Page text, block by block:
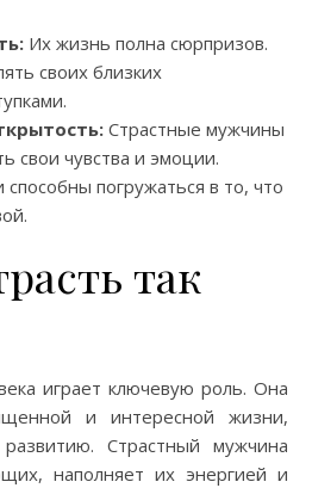
Их жизнь полна сюрпризов.
своих близких
Страстные мужчины
свои чувства и эмоции.
погружаться в то, что
так
играет ключевую роль. Она
и интересной жизни,
Страстный мужчина
наполняет их энергией и